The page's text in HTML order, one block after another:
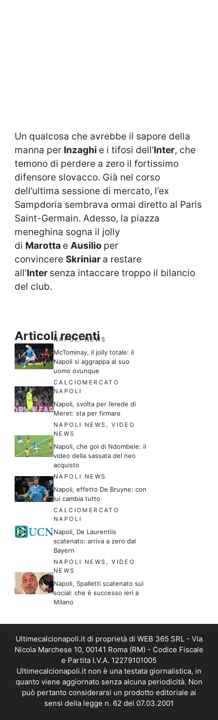
Un qualcosa che avrebbe il sapore della
manna per Inzaghi e i tifosi dell’Inter, che
temono di perdere a zero il fortissimo
difensore slovacco. Già nel corso
dell’ultima sessione di mercato, l’ex
Sampdoria sembrava ormai diretto al Paris
Saint-Germain. Adesso, la piazza
meneghina sogna il jolly
di Marotta e Ausilio per
convincere Skriniar a restare
all’Inter senza intaccare troppo il bilancio
del club.
Articoli recenti
NAPOLI NEWS
McTominay, il jolly totale: il
Napoli si aggrappa al suo
uomo ovunque
CALCIOMERCATO
NAPOLI
Napoli, svolta per l’erede di
Meret: sta per firmare
NAPOLI NEWS ,VIDEO
NEWS
Napoli, che gol di Ndombele: il
video della sassata del neo
acquisto
NAPOLI NEWS
Napoli, effetto De Bruyne: con
lui cambia tutto
CALCIOMERCATO
NAPOLI
Napoli, De Laurentiis
scatenato: arriva a zero dal
Bayern
NAPOLI NEWS ,VIDEO
NEWS
Napoli, Spalletti scatenato sui
social: che è successo ieri a
Milano
Ultimecalcionapoli.it di proprietà di WEB 365 SRL - Via
Nicola Marchese 10, 00141 Roma (RM) - Codice Fiscale
e Partita I.V.A. 12279101005
Ultimecalcionapoli.it non è una testata giornalistica, in
quanto viene aggiornato senza alcuna periodicità. Non
può pertanto considerarsi un prodotto editoriale ai
sensi della legge n. 62 del 07.03.2001